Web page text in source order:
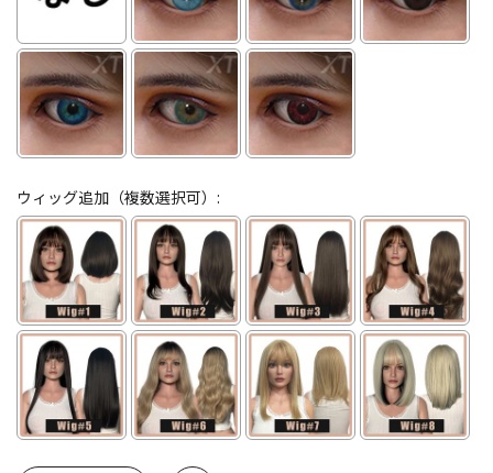
ウィッグ追加（複数選択可）: